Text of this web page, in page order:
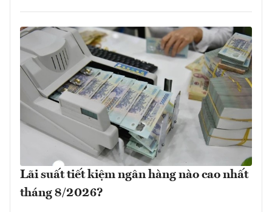
Lãi suất tiết kiệm ngân hàng nào cao nhất
tháng 8/2026?